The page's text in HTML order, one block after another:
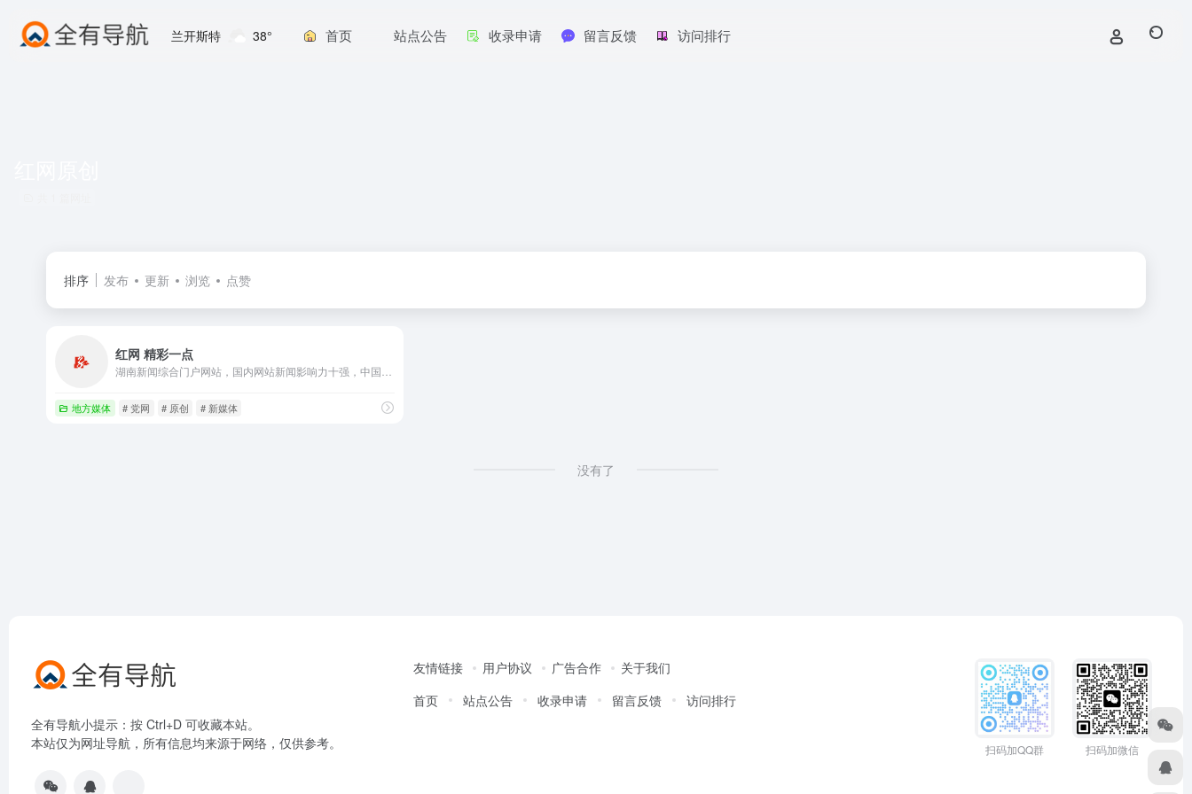
兰开斯特 38° 首页 站点公告 收录申请 留言反馈 访问排行
排序 发布 更新 浏览 点赞
红网 精彩一点
地方媒体 # 党网 # 原创 # 新媒体
没有了
全有导航小提示：按 Ctrl+D 可收藏本站。
本站仅为网址导航，所有信息均来源于网络，仅供参考。
友情链接 用户协议 广告合作
关于我们
首页
站点公告 收录申请 留言反馈 访问排行
扫码加QQ群 扫码加微信